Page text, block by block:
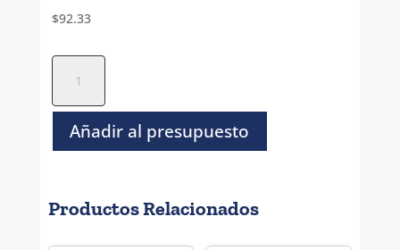
$92.33
Socket
Negro
Metrico
-
30
Añadir al presupuesto
Productos Relacionados